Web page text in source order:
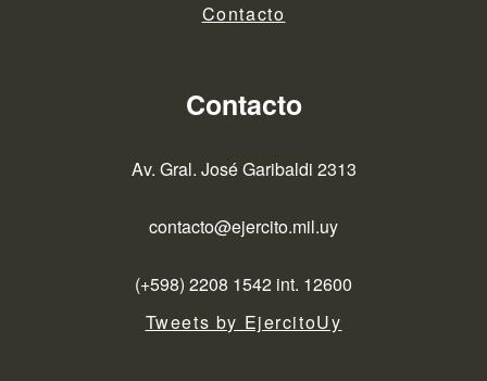
Contacto
Contacto
Av. Gral. José Garibaldi 2313
contacto@ejercito.mil.uy
(+598) 2208 1542 int. 12600
Tweets by EjercitoUy